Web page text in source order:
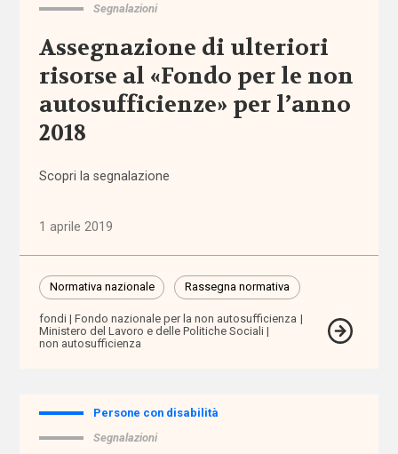
ADI
adolescenti
adozione
internazionale
affido
ageing
place
agricoltura
Segnalazioni
Assegnazione di ulteriori
risorse al «Fondo per le non
autosufficienze» per l’anno
2018
Scopri la segnalazione
1 aprile 2019
Normativa nazionale Rassegna normativa
fondi
Fondo nazionale per la non autosufficienza
Ministero del Lavoro e delle Politiche Sociali
non autosufficienza
Persone con disabilità
Segnalazioni